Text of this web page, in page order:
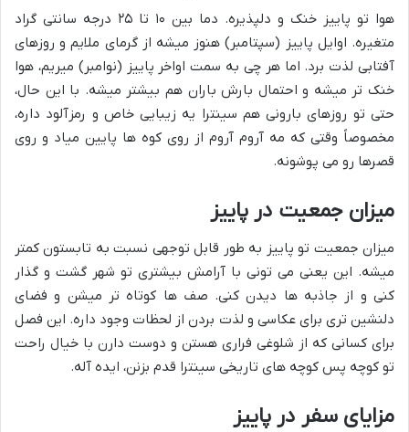
هوا تو پاییز خنک و دلپذیره. دما بین ۱۰ تا ۲۵ درجه سانتی گراد
متغیره. اوایل پاییز (سپتامبر) هنوز میشه از گرمای ملایم و روزهای
آفتابی لذت برد. اما هر چی به سمت اواخر پاییز (نوامبر) میریم، هوا
خنک تر میشه و احتمال بارش باران هم بیشتر میشه. با این حال،
حتی تو روزهای بارونی هم سینترا یه زیبایی خاص و رمزآلود داره،
مخصوصاً وقتی که مه آروم آروم از روی کوه ها پایین میاد و روی
قصرها رو می پوشونه.
میزان جمعیت در پاییز
میزان جمعیت تو پاییز به طور قابل توجهی نسبت به تابستون کمتر
میشه. این یعنی می تونی با آرامش بیشتری تو شهر گشت و گذار
کنی و از جاذبه ها دیدن کنی. صف ها کوتاه تر میشن و فضای
دلنشین تری برای عکاسی و لذت بردن از لحظات وجود داره. این فصل
برای کسانی که از شلوغی فراری هستن و دوست دارن با خیال راحت
تو کوچه پس کوچه های تاریخی سینترا قدم بزنن، ایده آله.
مزایای سفر در پاییز